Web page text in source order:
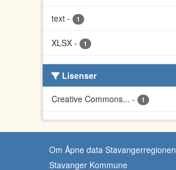
text - 1
XLSX - 1
Lisenser
Creative Commons... - 1
Om Åpne data Stavangerregionen
Stavanger Kommune